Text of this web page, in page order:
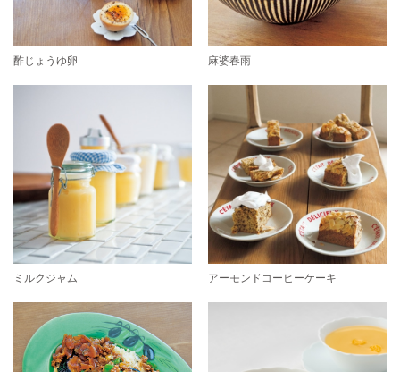
酢じょうゆ卵 麻婆春雨
ミルクジャム アーモンドコーヒーケーキ